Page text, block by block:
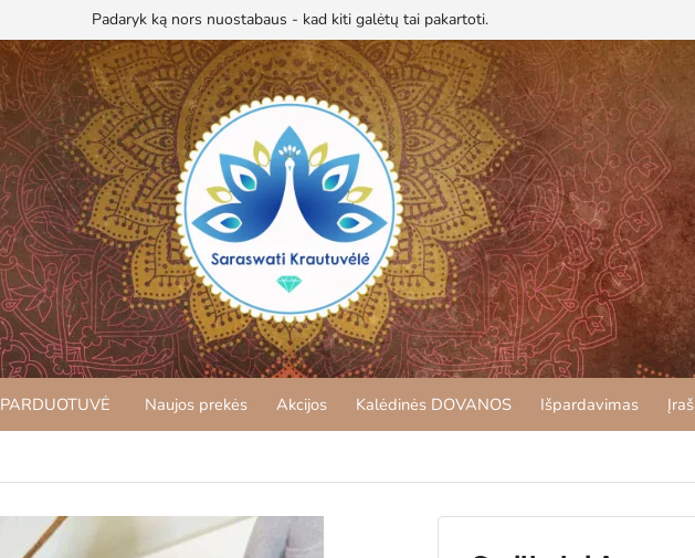
Padaryk ką nors nuostabaus - kad kiti galėtų tai pakartoti.
PARDUOTUVĖ Naujos prekės Akcijos Kalėdinės DOVANOS Išpardavimas